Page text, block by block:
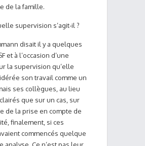
de la famille.
supervision s’agit-il ?
disait il y a quelques
et à l’occasion d’une
la supervision qu’elle
son travail comme un
ses collègues, au lieu
que sur un cas, sur
de la prise en compte de
finalement, si ces
commencés quelque